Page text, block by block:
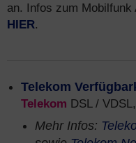
an. Infos zum
HIER.
Telekom
Telekom DSL /
Mehr Infos: